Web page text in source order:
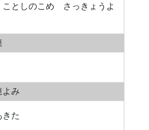
としのこめ さっきょうよ
よみ
た